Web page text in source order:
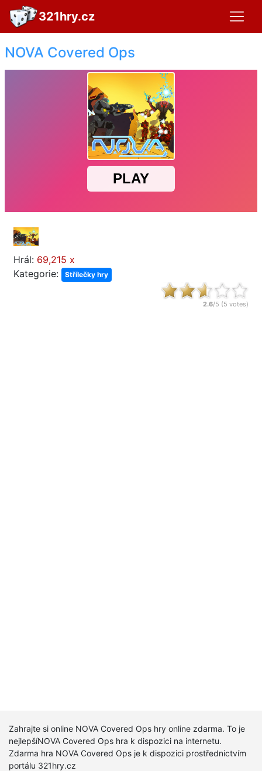
321hry.cz
NOVA Covered Ops
Hrál: 69,215 x
Kategorie:
Střílečky hry
2.6/5 (5 votes)
Zahrajte si online NOVA Covered Ops hry online zdarma. To je
nejlepšíNOVA Covered Ops hra k dispozici na internetu.
Zdarma hra NOVA Covered Ops je k dispozici prostřednictvím
portálu 321hry.cz